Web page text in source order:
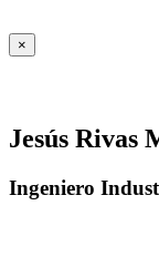
×
Jesús Rivas
Ingeniero